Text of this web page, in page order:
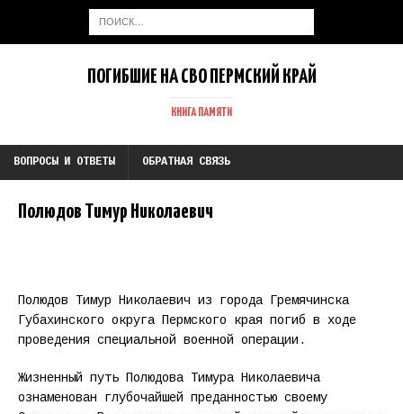
ПОГИБШИЕ НА СВО ПЕРМСКИЙ КРАЙ
КНИГА ПАМЯТИ
ВОПРОСЫ И ОТВЕТЫ ОБРАТНАЯ СВЯЗЬ
Полюдов Тимур Николаевич
Полюдов Тимур Николаевич из города Гремячинска
Губахинского округа Пермского края погиб в ходе
проведения специальной военной операции.
Жизненный путь Полюдова Тимура Николаевича
ознаменован глубочайшей преданностью своему